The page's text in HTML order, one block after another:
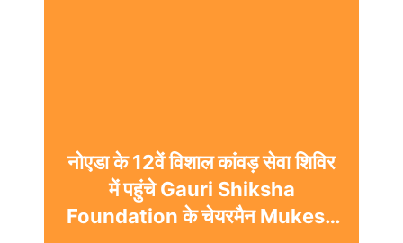
नोएडा के 12वें विशाल कांवड़ सेवा शिविर
में पहुंचे Gauri Shiksha
Foundation के चेयरमैन Mukesh